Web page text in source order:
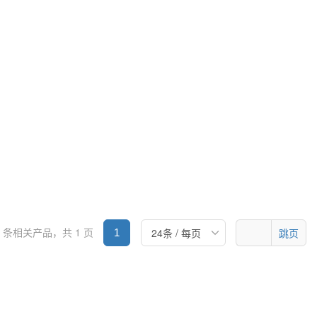
相关产品，共 1 页 1 跳页